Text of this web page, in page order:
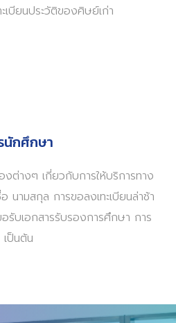
เบียนประวัติของศิษย์เก่า
นักศึกษา
งต่างๆ เกี่ยวกับการให้บริการทาง
นามสกุล การขอลงเทะเบียนล่าช้า
รับเอกสารรับรองการศึกษา การ
ป็นต้น